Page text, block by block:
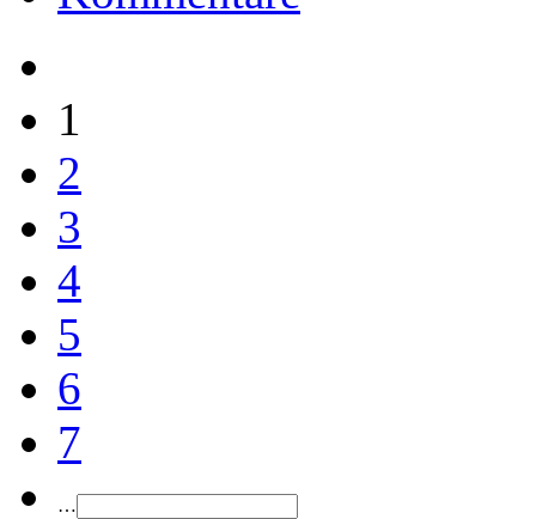
1
2
3
4
5
6
7
…